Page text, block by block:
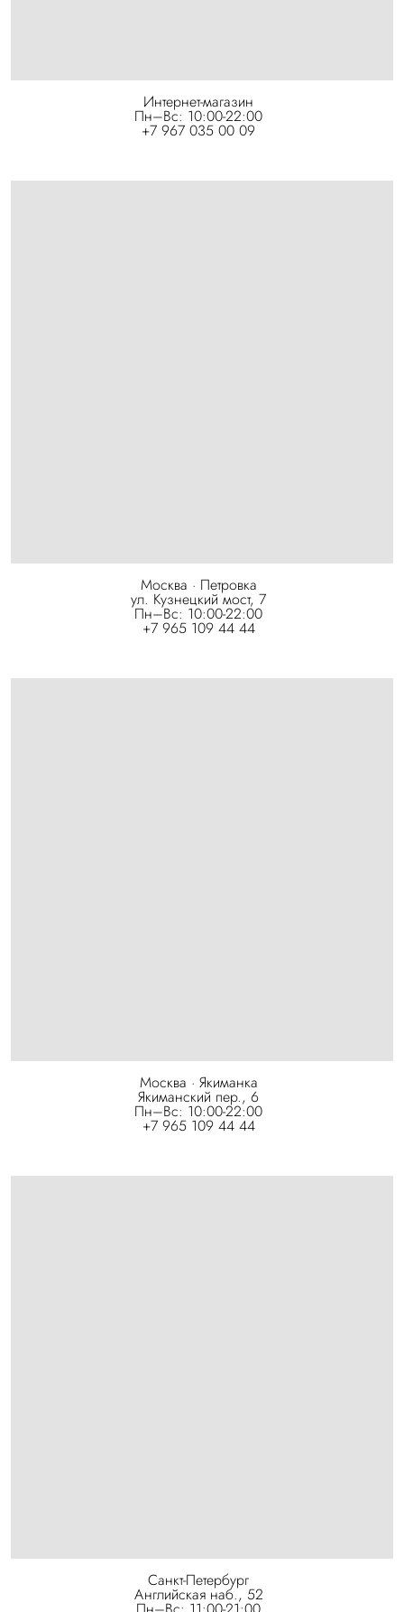
Интернет-магазин
Пн–Вс: 10:00-22:00
+7 967 035 00 09
Москва · Петровка
ул. Кузнецкий мост, 7
Пн–Вс: 10:00-22:00
+7 965 109 44 44
Москва · Якиманка
Якиманский пер., 6
Пн–Вс: 10:00-22:00
+7 965 109 44 44
Санкт-Петербург
Английская наб., 52